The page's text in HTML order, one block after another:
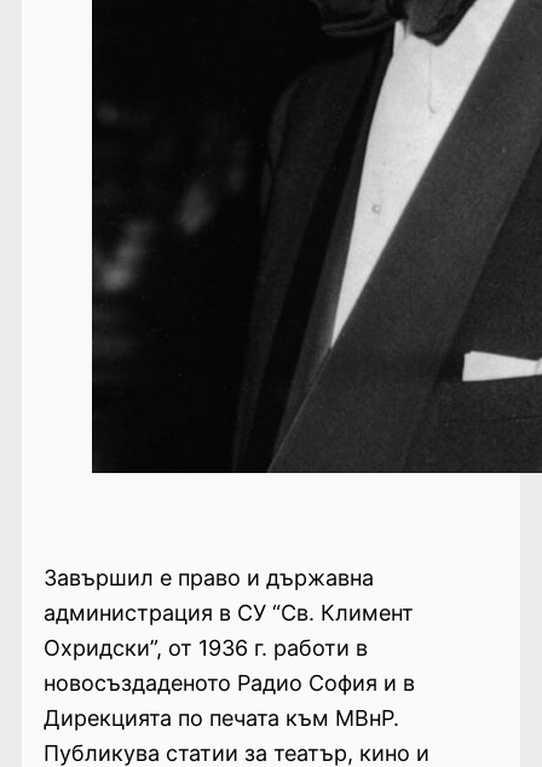
Завършил е право и държавна
администрация в СУ “Св. Климент
Охридски”, от 1936 г. работи в
новосъздаденото Радио София и в
Дирекцията по печата към МВнР.
Публикува статии за театър, кино и